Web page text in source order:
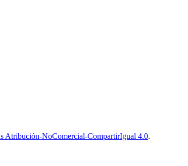
Atribución-NoComercial-CompartirIgual 4.0.